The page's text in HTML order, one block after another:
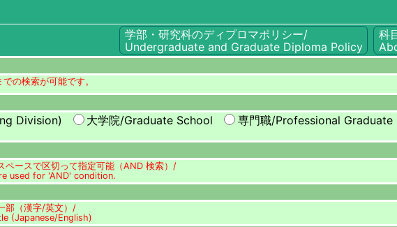
学部・研究科のディプロマポリシー/
Undergraduate and Graduate Diploma Policy
科
の検索が可能です。
Division) 大学院/Graduate School 専門職/Professional Graduate
ペースで区切って指定可能（AND 検索）/
used for 'AND' condition.
部（漢字/英文）/
(Japanese/English)